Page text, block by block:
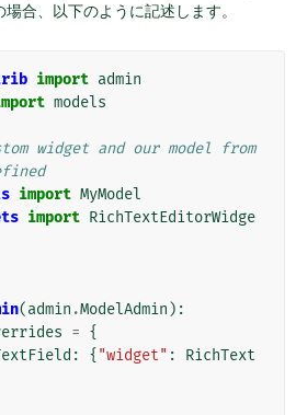
合、以下のように記述します。
import admin
models
widget and our model from
import MyModel
import RichTextEditorWidge
(admin .ModelAdmin ):
= {
: { "widget" :
RichText